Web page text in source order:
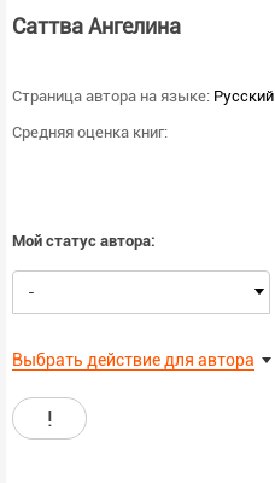
Саттва Ангелина
Страница автора на языке: Русский
Средняя оценка книг:
Мой статус автора:
-
Выбрать действие для автора
!